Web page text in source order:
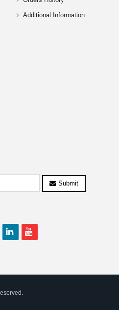
Additional Information
Submit